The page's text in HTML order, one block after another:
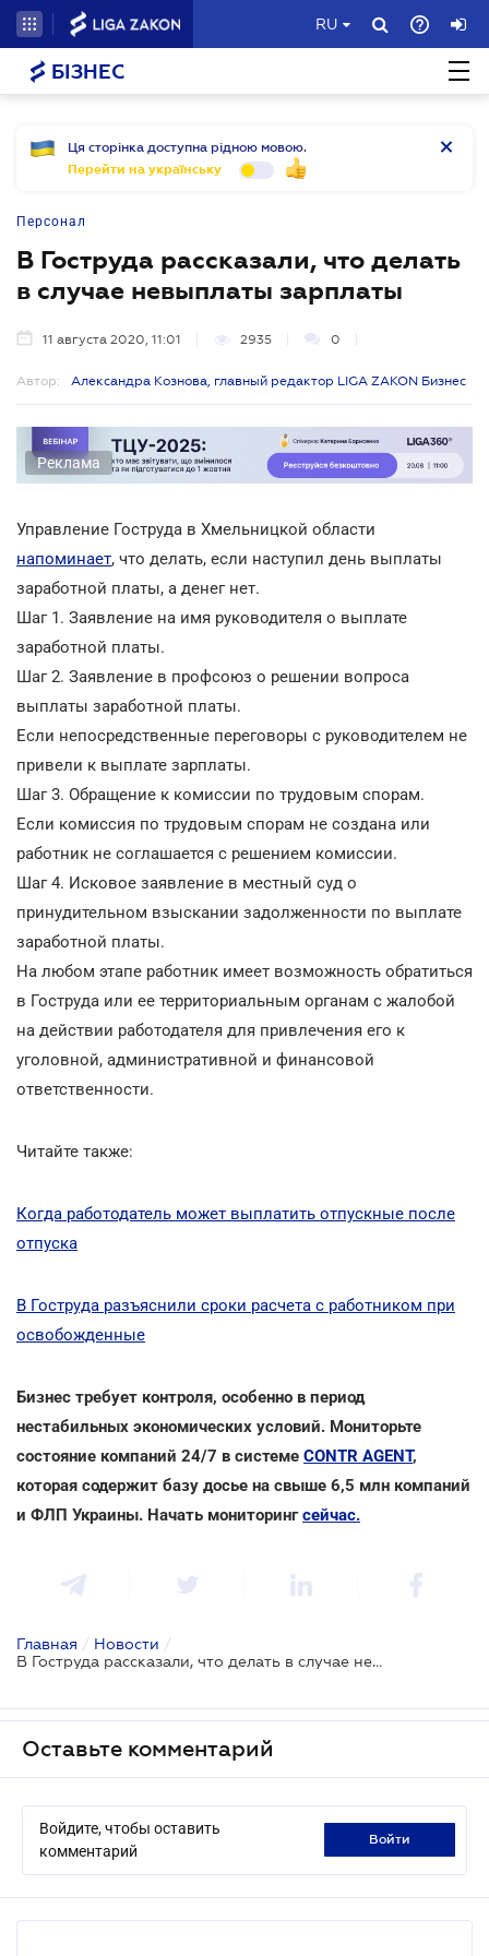
RU
БІЗНЕС
Ця сторінка доступна рідною мовою.
Перейти на українську
Персонал
В Гоструда рассказали, что делать
в случае невыплаты зарплаты
11 августа 2020, 11:01 2935 0
Автор: Александра Кознова, главный редактор LIGA ZAKON Бизнес
Реклама
Управление Гоструда в Хмельницкой области
напоминает, что делать, если наступил день выплаты
заработной платы, а денег нет.
Шаг 1. Заявление на имя руководителя о выплате
заработной платы.
Шаг 2. Заявление в профсоюз о решении вопроса
выплаты заработной платы.
Если непосредственные переговоры с руководителем не
привели к выплате зарплаты.
Шаг 3. Обращение к комиссии по трудовым спорам.
Если комиссия по трудовым спорам не создана или
работник не соглашается с решением комиссии.
Шаг 4. Исковое заявление в местный суд о
принудительном взыскании задолженности по выплате
заработной платы.
На любом этапе работник имеет возможность обратиться
в Гоструда или ее территориальным органам с жалобой
на действии работодателя для привлечения его к
уголовной, административной и финансовой
ответственности.
Читайте также:
Когда работодатель может выплатить отпускные после
отпуска
В Гоструда разъяснили сроки расчета с работником при
освобожденные
Бизнес требует контроля, особенно в период
нестабильных экономических условий. Мониторьте
состояние компаний 24/7 в системе CONTR AGENT,
которая содержит базу досье на свыше 6,5 млн компаний
и ФЛП Украины. Начать мониторингсейчас.
Главная / Новости /
В Гоструда рассказали, что делать в случае невыплаты зарплаты
Оставьте комментарий
Войдите, чтобы оставить
комментарий
войти